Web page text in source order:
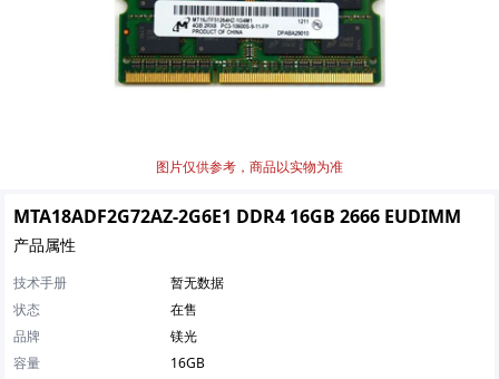
图片仅供参考，商品以实物为准
MTA18ADF2G72AZ-2G6E1 DDR4 16GB 2666 EUDIMM
产品属性
技术手册
暂无数据
状态
在售
品牌
镁光
容量
16GB